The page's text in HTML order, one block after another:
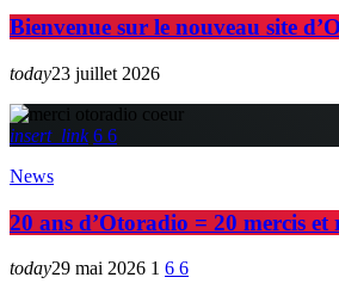
Bienvenue sur le nouveau site
today23 juillet 2026
insert_link 6 6
News
20 ans d’Otoradio = 20 mercis
today29 mai 2026 1 6 6